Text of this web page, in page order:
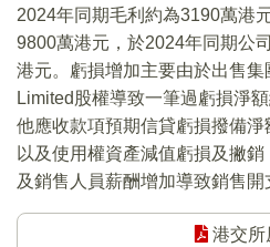
2024年同期毛利約為3190萬港
9800萬港元，於2024年同期公
港元。虧損增加主要由於出售集
Limited股權導致一筆過虧損淨
他應收款項預期信貸虧損撥備
以及使用權資產減值虧損及撇
及銷售人員薪酬增加導致銷售開
港交所